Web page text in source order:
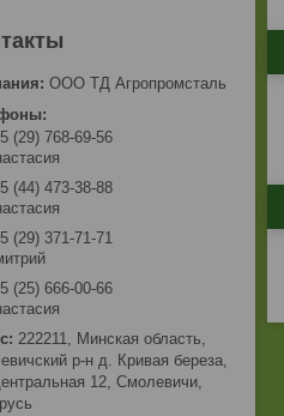
ООО ТД Агропромсталь
(29) 768-69-56
(44) 473-38-88
(29) 371-71-71
(25) 666-00-66
222211, Минская область,
р-н д. Кривая береза,
12, Смолевичи,